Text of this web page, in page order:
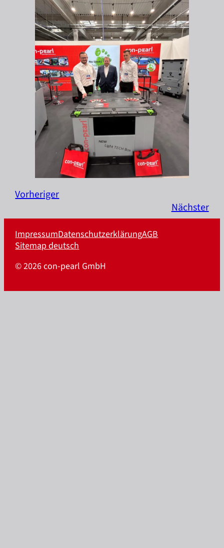
Vorheriger
Nächster
ImpressumDatenschutzerklärungAGB
Sitemap deutsch
© 2026 con-pearl GmbH